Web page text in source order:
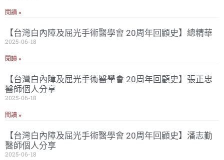
閱讀 »
【台灣白內障及屈光手術醫學會 20周年回顧史】總精華
2025-06-18
閱讀 »
【台灣白內障及屈光手術醫學會 20周年回顧史】張正忠
醫師個人分享
2025-06-18
閱讀 »
【台灣白內障及屈光手術醫學會 20周年回顧史】潘志勤
醫師個人分享
2025-06-18